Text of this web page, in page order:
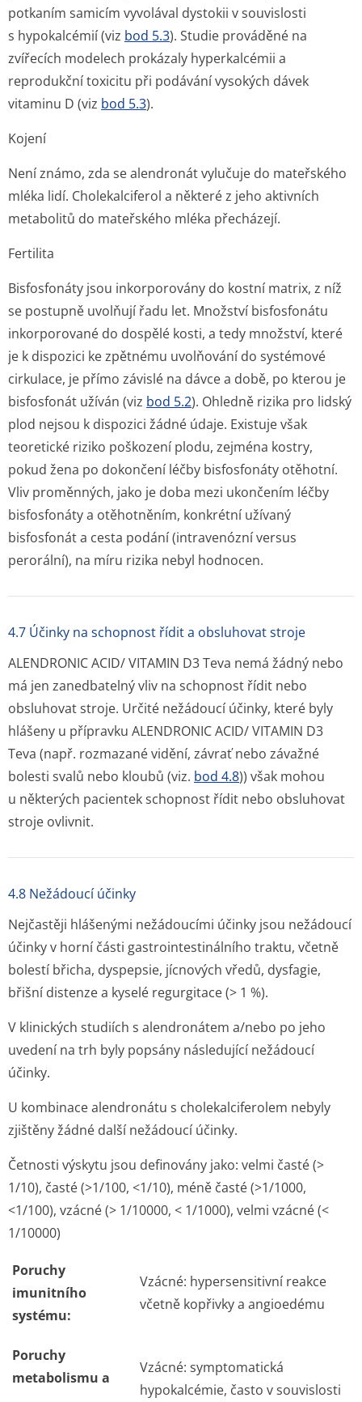
potkaním samicím vyvolával dystokii v souvislosti
s hypokalcémií (viz bod 5.3). Studie prováděné na
zvířecích modelech prokázaly hyperkalcémii a
reprodukční toxicitu při podávání vysokých dávek
vitaminu D (viz bod 5.3).
Kojení
Není známo, zda se alendronát vylučuje do mateřského
mléka lidí. Cholekalciferol a některé z jeho aktivních
metabolitů do mateřského mléka přecházejí.
Fertilita
Bisfosfonáty jsou inkorporovány do kostní matrix, z níž
se postupně uvolňují řadu let. Množství bisfosfonátu
inkorporované do dospělé kosti, a tedy množství, které
je k dispozici ke zpětnému uvolňování do systémové
cirkulace, je přímo závislé na dávce a době, po kterou je
bisfosfonát užíván (viz bod 5.2). Ohledně rizika pro lidský
plod nejsou k dispozici žádné údaje. Existuje však
teoretické riziko poškození plodu, zejména kostry,
pokud žena po dokončení léčby bisfosfonáty otěhotní.
Vliv proměnných, jako je doba mezi ukončením léčby
bisfosfonáty a otěhotněním, konkrétní užívaný
bisfosfonát a cesta podání (intravenózní versus
perorální), na míru rizika nebyl hodnocen.
4.7 Účinky na schopnost řídit a obsluhovat stroje
ALENDRONIC ACID/ VITAMIN D3 Teva nemá žádný nebo
má jen zanedbatelný vliv na schopnost řídit nebo
obsluhovat stroje. Určité nežádoucí účinky, které byly
hlášeny u přípravku ALENDRONIC ACID/ VITAMIN D3
Teva (např. rozmazané vidění, závrať nebo závažné
bolesti svalů nebo kloubů (viz. bod 4.8)) však mohou
u některých pacientek schopnost řídit nebo obsluhovat
stroje ovlivnit.
4.8 Nežádoucí účinky
Nejčastěji hlášenými nežádoucími účinky jsou nežádoucí
účinky v horní části gastrointesti­nálního traktu, včetně
bolestí břicha, dyspepsie, jícnových vředů, dysfagie,
břišní distenze a kyselé regurgitace (> 1 %).
V klinických studiích s alendronátem a/nebo po jeho
uvedení na trh byly popsány následující nežádoucí
účinky.
U kombinace alendronátu s cholekalciferolem nebyly
zjištěny žádné další nežádoucí účinky.
Četnosti výskytu jsou definovány jako: velmi časté (>
1/10), časté (>1/100, <1/10), méně časté (>1/1000,
<1/100), vzácné (> 1/10000, < 1/1000), velmi vzácné (<
1/10000)
Poruchy
imunitního
systému:
Vzácné: hypersensitivní reakce
včetně kopřivky a angioedému
Poruchy
metabolismu a
Vzácné: symptomatická
hypokalcémie, často v souvislosti